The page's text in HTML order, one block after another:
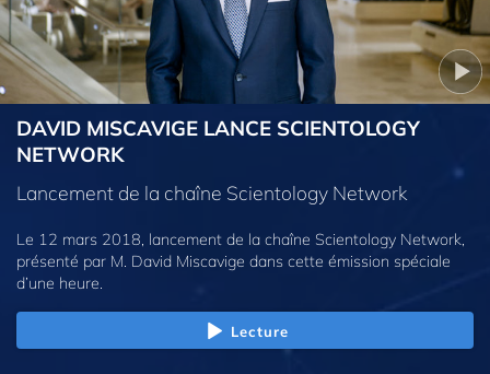
DAVID MISCAVIGE LANCE SCIENTOLOGY
NETWORK
Lancement de la chaîne Scientology Network
Le 12 mars 2018, lancement de la chaîne Scientology Network,
présenté par M. David Miscavige dans cette émission spéciale
d’une heure.
Lecture